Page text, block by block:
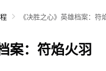
《决胜之心》英雄档案：符
案：符焰火羽